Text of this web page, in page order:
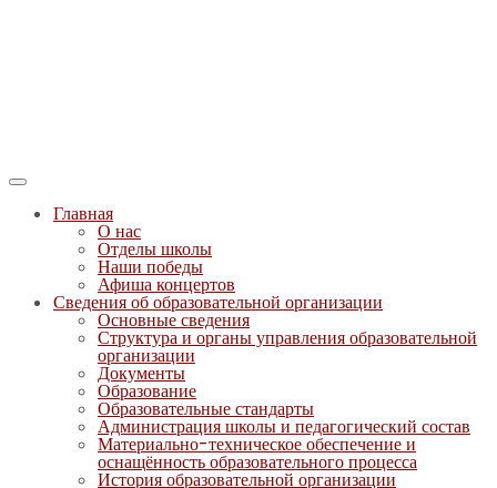
Главная
О нас
Отделы школы
Наши победы
Афиша концертов
Сведения об образовательной организации
Основные сведения
Структура и органы управления образовательной
организации
Документы
Образование
Образовательные стандарты
Администрация школы и педагогический состав
Материально-техническое обеспечение и
оснащённость образовательного процесса
История образовательной организации